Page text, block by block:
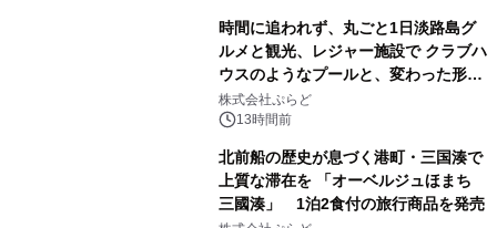
時間に追われず、丸ごと1日淡路島グ
ルメと観光、レジャー施設で クラブハ
ウスのようなプールと、変わった形の
サウナも 「THE BOXY AWAJI」のお
得な素泊まり連泊プランで
株式会社ぷらど
13時間前
北前船の歴史が息づく港町・三国湊で
上質な滞在を 「オーベルジュほまち
三國湊」 1泊2食付の旅行商品を発売